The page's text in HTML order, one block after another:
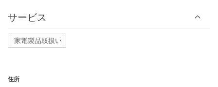
サービス
家電製品取扱い
住所